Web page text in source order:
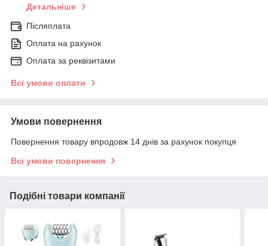
Детальніше
Післяплата
Оплата на рахунок
Оплата за реквізитами
Всі умови оплати
Умови повернення
Повернення товару впродовж 14 днів за рахунок покупця
Всі умови повернення
Подібні товари компанії